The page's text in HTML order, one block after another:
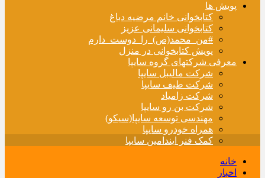
پویش ها
کتابخوانی خانم مرضیه دباغ
کتابخوانی سلیمانی عزیز
#من_محمد(ص)_را_دوست_دارم
پویش کتابخوانی در منزل
معرفی شرکتهای گروه سایپا
شرکت مالیبل سایپا
شرکت طیف سایپا
شرکت زامیاد
شرکت بن رو سایپا
مهندسی توسعه سایپا(سیکو)
همراه خودرو سایپا
کمک فنر ایندامین سایپا
خانه
اخبار